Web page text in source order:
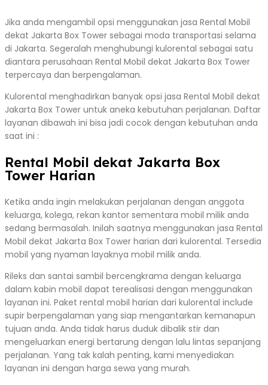
Jika anda mengambil opsi menggunakan jasa Rental Mobil
dekat Jakarta Box Tower sebagai moda transportasi selama
di Jakarta. Segeralah menghubungi kulorental sebagai satu
diantara perusahaan Rental Mobil dekat Jakarta Box Tower
terpercaya dan berpengalaman.
Kulorental menghadirkan banyak opsi jasa Rental Mobil dekat
Jakarta Box Tower untuk aneka kebutuhan perjalanan. Daftar
layanan dibawah ini bisa jadi cocok dengan kebutuhan anda
saat ini :
Rental Mobil dekat Jakarta Box
Tower Harian
Ketika anda ingin melakukan perjalanan dengan anggota
keluarga, kolega, rekan kantor sementara mobil milik anda
sedang bermasalah. Inilah saatnya menggunakan jasa Rental
Mobil dekat Jakarta Box Tower harian dari kulorental. Tersedia
mobil yang nyaman layaknya mobil milik anda.
Rileks dan santai sambil bercengkrama dengan keluarga
dalam kabin mobil dapat terealisasi dengan menggunakan
layanan ini. Paket rental mobil harian dari kulorental include
supir berpengalaman yang siap mengantarkan kemanapun
tujuan anda. Anda tidak harus duduk dibalik stir dan
mengeluarkan energi bertarung dengan lalu lintas sepanjang
perjalanan. Yang tak kalah penting, kami menyediakan
layanan ini dengan harga sewa yang murah.